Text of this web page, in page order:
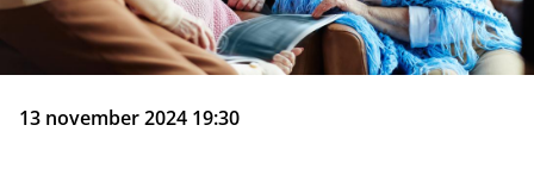
13 november 2024 19:30